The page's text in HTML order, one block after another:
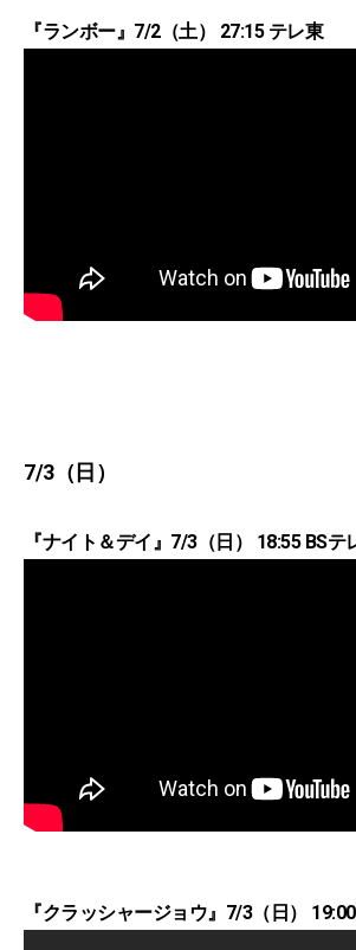
『ランボー』7/2（土） 27:15 テレ東
7/3（日）
『ナイト＆デイ』7/3（日） 18:55 BSテ
『クラッシャージョウ』7/3（日）